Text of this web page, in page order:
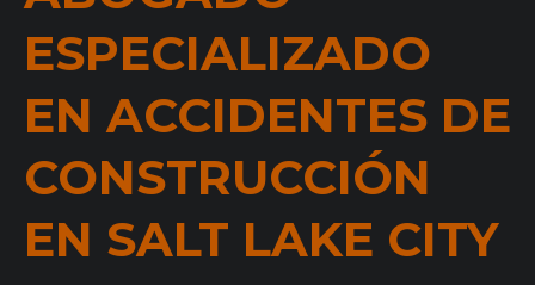
ESPECIALIZADO
EN ACCIDENTES DE
CONSTRUCCIÓN
EN SALT LAKE CITY